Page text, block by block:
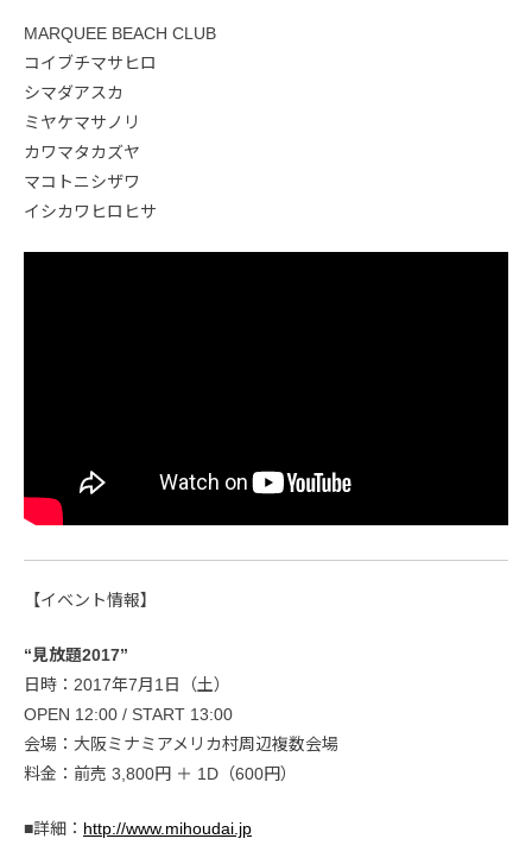
MARQUEE BEACH CLUB
コイブチマサヒロ
シマダアスカ
ミヤケマサノリ
カワマタカズヤ
マコトニシザワ
イシカワヒロヒサ
【イベント情報】
“見放題2017”
日時：2017年7月1日（土）
OPEN 12:00 / START 13:00
会場：大阪ミナミアメリカ村周辺複数会場
料金：前売 3,800円 ＋ 1D（600円）
■詳細： http://www.mihoudai.jp